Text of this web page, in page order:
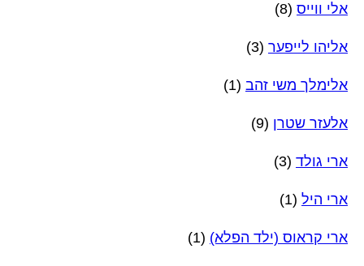
אלי ווייס (8)
אליהו לייפער (3)
אלימלך משי זהב (1)
אלעזר שטרן (9)
ארי גולד (3)
ארי היל (1)
ארי קראוס (ילד הפלא) (1)